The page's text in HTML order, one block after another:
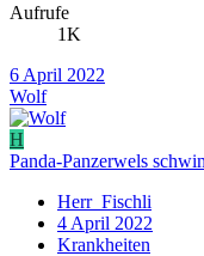
Aufrufe
1K
6 April 2022
Wolf
H
Panda-Panzerwels
Herr_Fischli
4 April 2022
Krankheiten